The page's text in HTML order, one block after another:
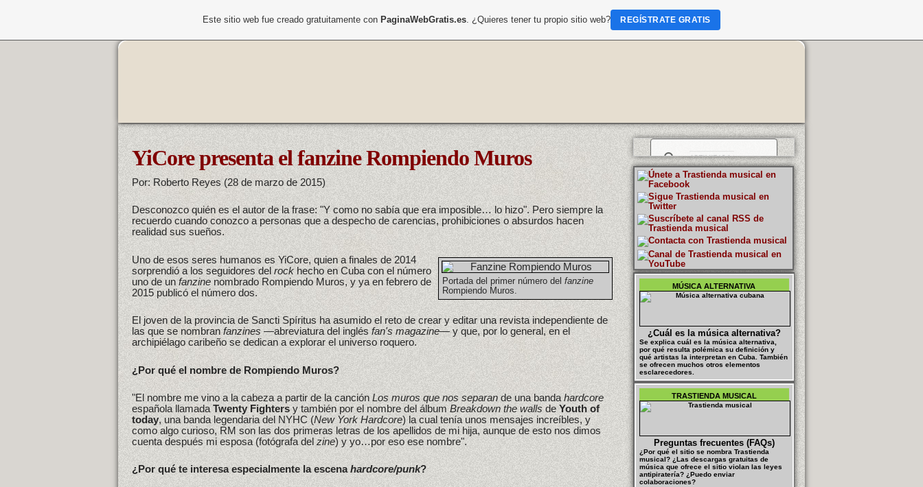
YiCore presenta el fanzine Rompiendo Muros
Por: Roberto Reyes (28 de marzo de 2015)
Desconozco quién es el autor de la frase: "Y como no sabía que era imposible… lo hizo". Pero siempre la
recuerdo cuando conozco a personas que a despecho de carencias, prohibiciones o absurdos hacen
realidad sus sueños.
Portada del primer número del fanzine
Rompiendo Muros.
Uno de esos seres humanos es YiCore, quien a finales de 2014
sorprendió a los seguidores delrockhecho en Cuba con el número
uno de unfanzine nombrado Rompiendo Muros, y ya en febrero de
2015 publicó el número dos.
El joven de la provincia de Sancti Spíritus ha asumido el reto de crear y editar una revista independiente de
las que se nombranfanzines—abreviatura del inglésfan's magazine— y que, por lo general, en el
archipiélago caribeño se dedican a explorar el universo roquero.
¿Por qué el nombre de Rompiendo Muros?
"El nombre me vino a la cabeza a partir de la canciónLos muros que nos separande una bandahardcore
española llamada Twenty Fightersy también por el nombre del álbumBreakdown the wallsdeYouth of
today, una banda legendaria del NYHC (New York Hardcore) la cual tenía unos mensajes increíbles, y
como algo curioso, RM son las dos primeras letras de los apellidos de mi hija, aunque de esto nos dimos
cuenta después mi esposa (fotógrafa delzine) y yo…por eso ese nombre".
¿Por qué te interesa especialmente la escenahardcore/punk?
MÚSICA ALTERNATIVA
¿Cuál es la música alternativa?
Se explica cuál es la música alternativa,
por qué resulta polémica su definición y
qué artistas la interpretan en Cuba. También
se ofrecen muchos otros elementos
esclarecedores.
TRASTIENDA MUSICAL
Preguntas frecuentes (FAQs)
¿Por qué el sitio se nombra Trastienda
musical? ¿Las descargas gratuitas de
música que ofrece el sitio violan las leyes
antipiratería? ¿Puedo enviar
colaboraciones?
Este sitio web fue creado gratuitamente con PaginaWebGratis.es. ¿Quieres tener tu propio sitio web? REGÍSTRATE GRATIS